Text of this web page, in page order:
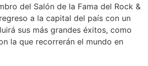
del Salón de la Fama del Rock &
a la capital del país con un
sus más grandes éxitos, como
la que recorrerán el mundo en